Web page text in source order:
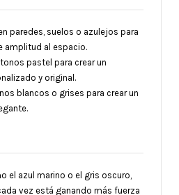
paredes, suelos o azulejos para
amplitud al espacio.
pastel para crear un
y original.
blancos o grises para crear un
el azul marino o el gris oscuro,
vez está ganando más fuerza